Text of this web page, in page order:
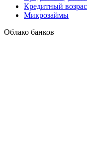
Кредитный
Микрозаймы
Облако банков